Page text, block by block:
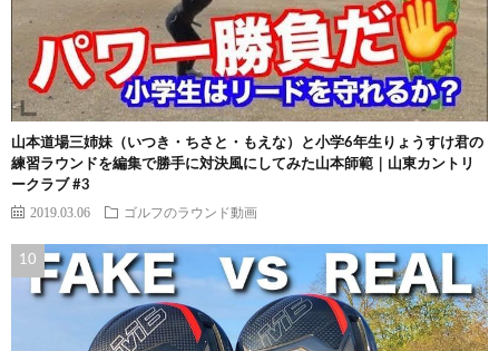
山本道場三姉妹（いつき・ちさと・もえな）と小学6年生りょうすけ君の
練習ラウンドを編集で勝手に対決風にしてみた山本師範｜山東カントリ
ークラブ #3
2019.03.06 ゴルフのラウンド動画